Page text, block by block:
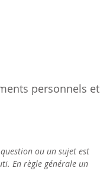
personnels et
question ou un sujet est
En règle générale un